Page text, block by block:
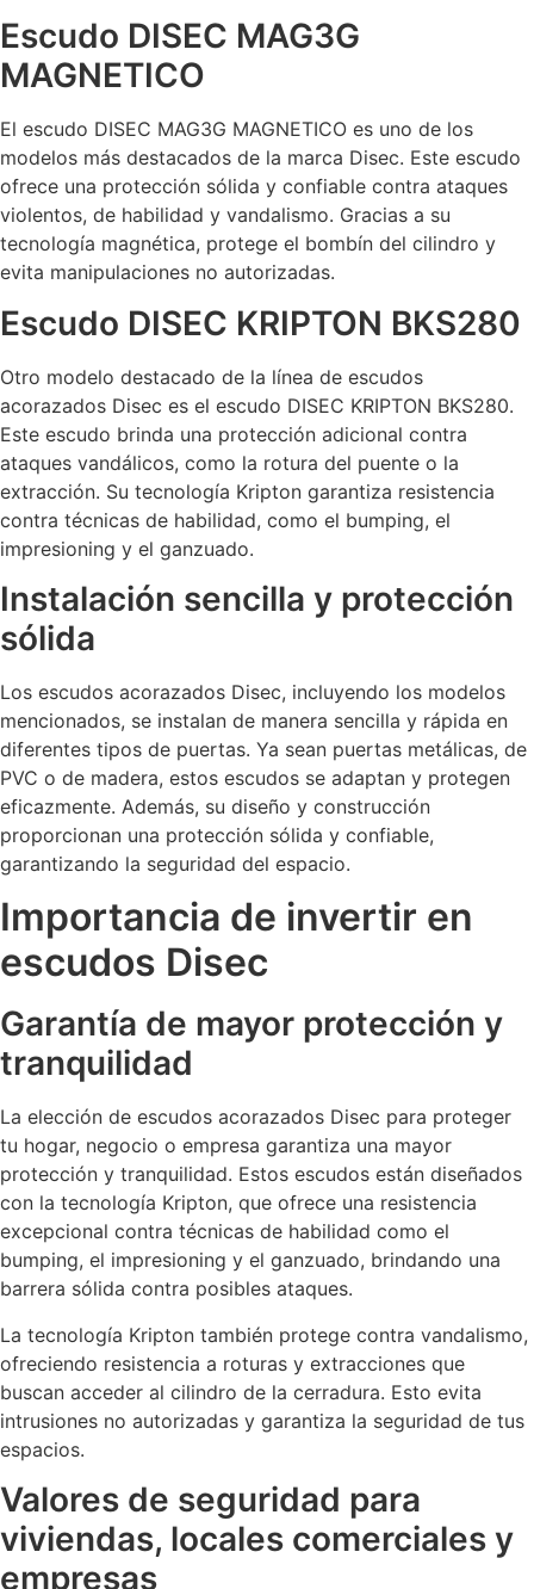
Escudo DISEC MAG3G
MAGNETICO
El escudo DISEC MAG3G MAGNETICO es uno de los
modelos más destacados de la marca Disec. Este escudo
ofrece una protección sólida y confiable contra ataques
violentos, de habilidad y vandalismo. Gracias a su
tecnología magnética, protege el bombín del cilindro y
evita manipulaciones no autorizadas.
Escudo DISEC KRIPTON BKS280
Otro modelo destacado de la línea de escudos
acorazados Disec es el escudo DISEC KRIPTON BKS280.
Este escudo brinda una protección adicional contra
ataques vandálicos, como la rotura del puente o la
extracción. Su tecnología Kripton garantiza resistencia
contra técnicas de habilidad, como el bumping, el
impresioning y el ganzuado.
Instalación sencilla y protección
sólida
Los escudos acorazados Disec, incluyendo los modelos
mencionados, se instalan de manera sencilla y rápida en
diferentes tipos de puertas. Ya sean puertas metálicas, de
PVC o de madera, estos escudos se adaptan y protegen
eficazmente. Además, su diseño y construcción
proporcionan una protección sólida y confiable,
garantizando la seguridad del espacio.
Importancia de invertir en
escudos Disec
Garantía de mayor protección y
tranquilidad
La elección de escudos acorazados Disec para proteger
tu hogar, negocio o empresa garantiza una mayor
protección y tranquilidad. Estos escudos están diseñados
con la tecnología Kripton, que ofrece una resistencia
excepcional contra técnicas de habilidad como el
bumping, el impresioning y el ganzuado, brindando una
barrera sólida contra posibles ataques.
La tecnología Kripton también protege contra vandalismo,
ofreciendo resistencia a roturas y extracciones que
buscan acceder al cilindro de la cerradura. Esto evita
intrusiones no autorizadas y garantiza la seguridad de tus
espacios.
Valores de seguridad para
viviendas, locales comerciales y
empresas